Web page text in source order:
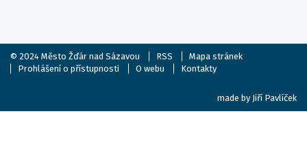
© 2024 Město Žďár nad Sázavou RSS
Mapa stránek
Prohlášení o přístupnosti
O webu Kontakty
made by Jiří Pavlíček